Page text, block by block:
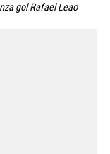
gol Rafael Leao